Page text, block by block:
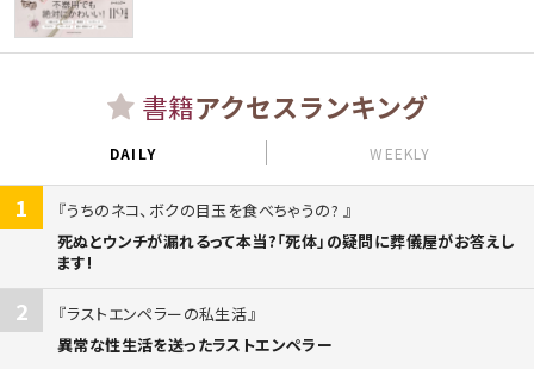
書籍アクセスランキング
DAILY WEEKLY
1
うちのネコ、ボクの目玉を食べちゃうの?
死ぬとウンチが漏れるって本当?「死体」の疑問に葬儀屋がお答えし
ます!
2
ラストエンペラーの私生活
異常な性生活を送ったラストエンペラー